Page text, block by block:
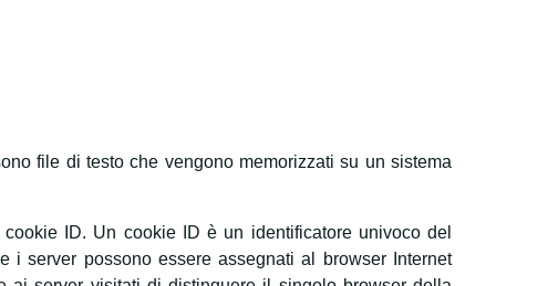
file di testo che vengono memorizzati su un sistema
ID. Un cookie ID è un identificatore univoco del
server possono essere assegnati al browser Internet